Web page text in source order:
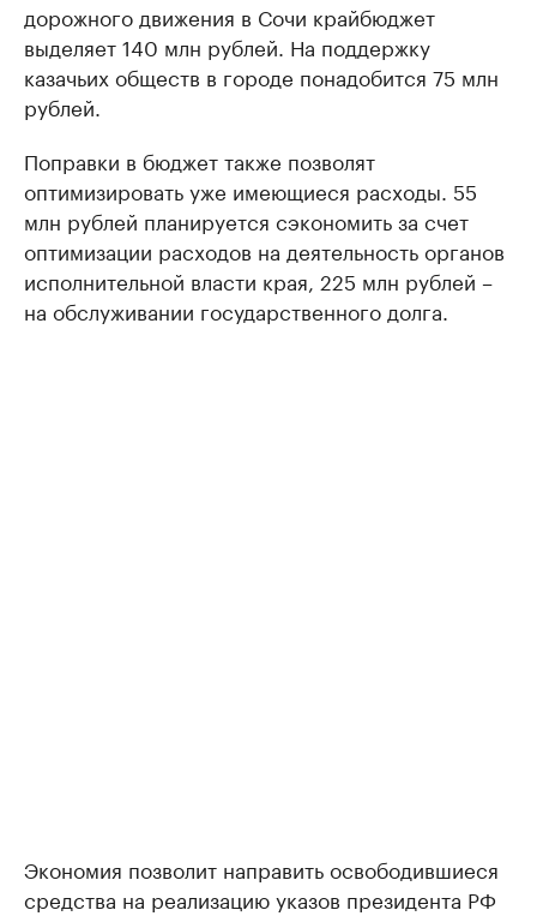
дорожного движения в Сочи крайбюджет
выделяет 140 млн рублей. На поддержку
казачьих обществ в городе понадобится 75 млн
рублей.
Поправки в бюджет также позволят
оптимизировать уже имеющиеся расходы. 55
млн рублей планируется сэкономить за счет
оптимизации расходов на деятельность органов
исполнительной власти края, 225 млн рублей –
на обслуживании государственного долга.
Экономия позволит направить освободившиеся
средства на реализацию указов президента РФ